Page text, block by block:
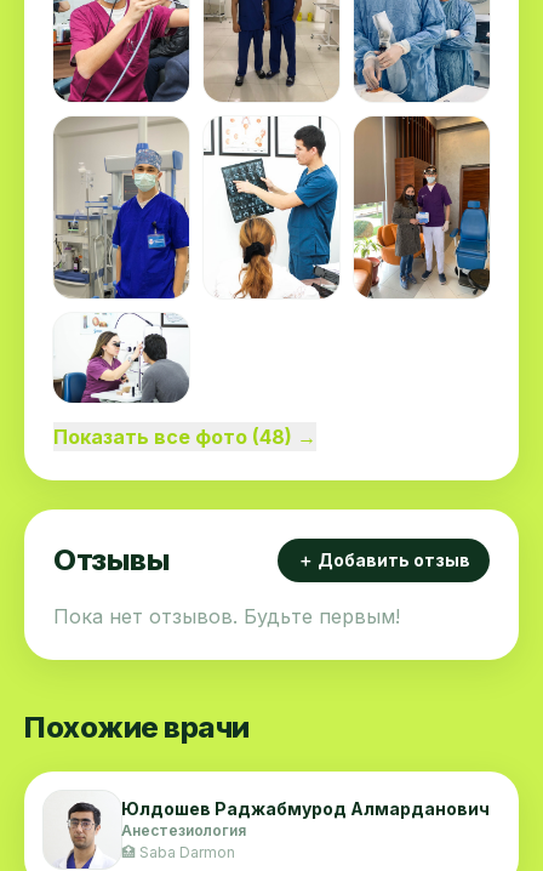
врач анестезиолог-реаниматолог высшей
категории.
Показать все фото (48) →
Отзывы ＋ Добавить отзыв
Пока нет отзывов. Будьте первым!
Похожие врачи
Юлдошев Раджабмурод Алмарданович
Анестезиология
🏥 Saba Darmon